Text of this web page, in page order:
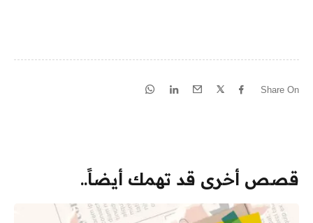
Share On
قصص أخرى قد تهمك أيضاً..